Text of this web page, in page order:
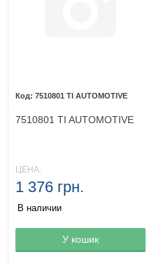
Товар в корзине
7510801 TI AUTOMOTIVE
7510801 TI AUTOMOTIVE
ЦЕНА:
1 376 грн.
В наличии
У кошик